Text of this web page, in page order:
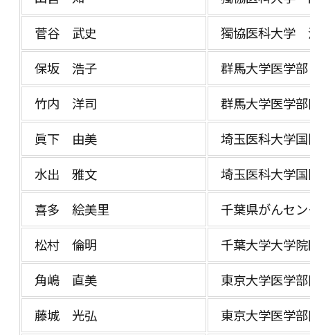
菅谷 武史
獨協医科大学
保坂 浩子
群馬大学医学
竹内 洋司
群馬大学医学
眞下 由美
埼玉医科大学
水出 雅文
埼玉医科大学
喜多 絵美里
千葉県がんセ
松村 倫明
千葉大学大学
角嶋 直美
東京大学医学
藤城 光弘
東京大学医学